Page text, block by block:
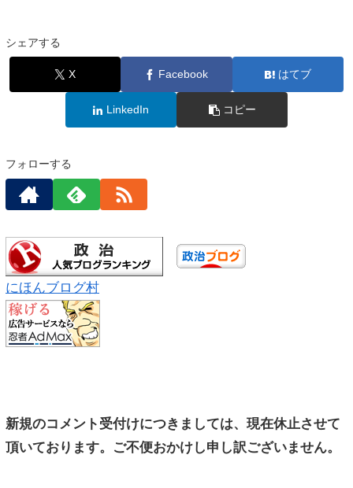
シェアする
X Facebook はてブ
LinkedIn コピー
フォローする
にほんブログ村
新規のコメント受付けにつきましては、現在休止させて
頂いております。ご不便おかけし申し訳ございません。